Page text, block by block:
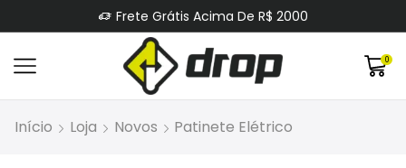
Frete Grátis Acima De R$ 2000
0
Início Loja Novos Patinete Elétrico